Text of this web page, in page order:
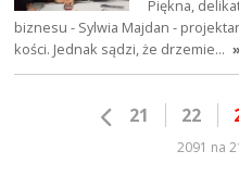
Piękna,
biznesu - Sylwia Majdan -
kości. Jednak sądzi, że drzemie…
21 22
2091 na